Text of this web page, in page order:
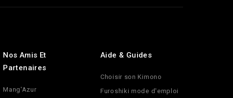
Nos Amis Et
Partenaires
Mang'Azur
Aide & Guides
Choisir son Kimono
Furoshiki mode d'emploi